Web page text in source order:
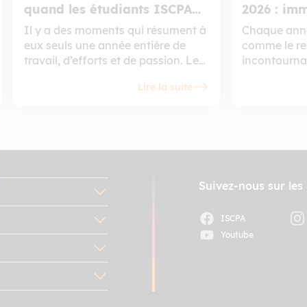
quand les étudiants ISCPA
s’emparent du grand écran
Il y a des moments qui résument à
eux seuls une année entière de
travail, d’efforts et de passion. Le
Rendez-vous incontournable de la
deux journées exceptionnelles
à un jury de professionnels du
Lire la suite
2026 :
Chaque
comme le
artificielle
grandes
des médias.
Suivez-nous sur
ISCPA
Youtube